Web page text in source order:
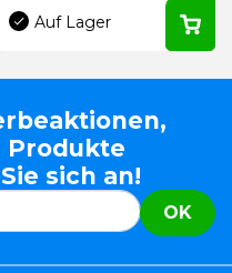
Auf Lager
Produkte
sich an!
OK